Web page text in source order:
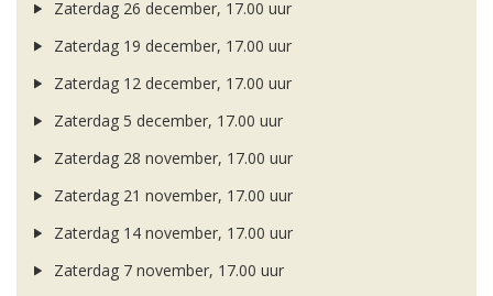
Zaterdag 26 december, 17.00 uur
Zaterdag 19 december, 17.00 uur
Zaterdag 12 december, 17.00 uur
Zaterdag 5 december, 17.00 uur
Zaterdag 28 november, 17.00 uur
Zaterdag 21 november, 17.00 uur
Zaterdag 14 november, 17.00 uur
Zaterdag 7 november, 17.00 uur